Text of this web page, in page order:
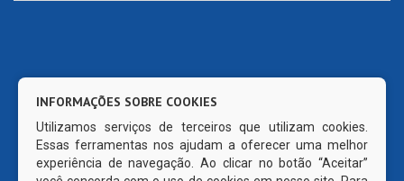
INFORMAÇÕES SOBRE COOKIES
Utilizamos serviços de terceiros que utilizam cookies.
Essas ferramentas nos ajudam a oferecer uma melhor
experiência de navegação. Ao clicar no botão “Aceitar”